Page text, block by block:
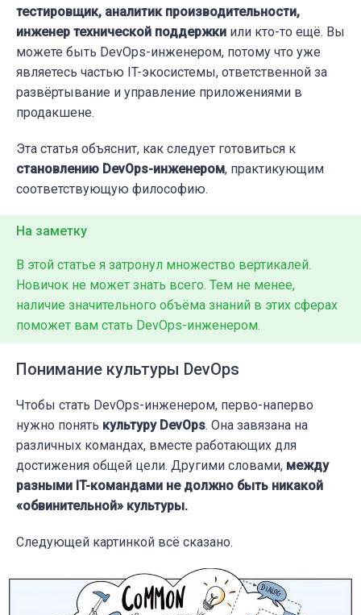
тестировщик, аналитик производительности,
инженер технической поддержки или кто-то ещё. Вы
можете быть DevOps-инженером, потому что уже
являетесь частью IT-экосистемы, ответственной за
развёртывание и управление приложениями в
продакшене.
Эта статья объяснит, как следует готовиться к
становлению DevOps-инженером, практикующим
соответствующую философию.
На заметку
В этой статье я затронул множество вертикалей.
Новичок не может знать всего. Тем не менее,
наличие значительного объёма знаний в этих сферах
поможет вам стать DevOps-инженером.
Понимание культуры DevOps
Чтобы стать DevOps-инженером, перво-наперво
нужно понять культуру DevOps. Она завязана на
различных командах, вместе работающих для
достижения общей цели. Другими словами, между
разными IT-командами не должно быть никакой
«обвинительной» культуры.
Следующей картинкой всё сказано.